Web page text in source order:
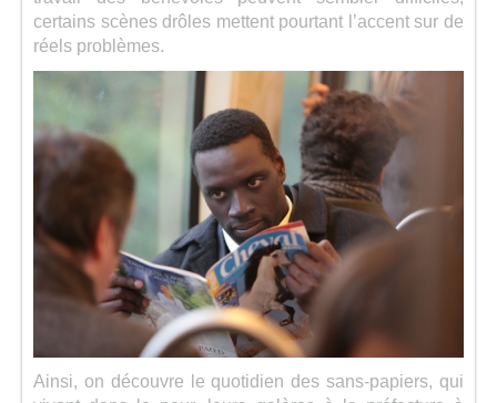
certains scènes drôles mettent pourtant l’accent sur de
réels problèmes.
Ainsi, on découvre le quotidien des sans-papiers, qui